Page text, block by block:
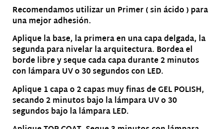
Recomendamos utilizar un Primer ( sin ácido ) para
una mejor adhesión.
Aplique la base, la primera en una capa delgada, la
segunda para nivelar la arquitectura. Bordea el
borde libre y seque cada capa durante 2 minutos
con lámpara UV o 30 segundos con LED.
Aplique 1 capa o 2 capas muy finas de GEL POLISH,
secando 2 minutos bajo la lámpara UV o 30
segundos bajo la lámpara LED.